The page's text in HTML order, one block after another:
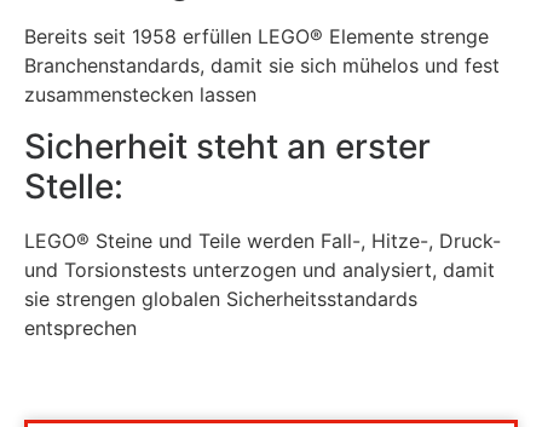
Bereits seit 1958 erfüllen LEGO® Elemente strenge
Branchenstandards, damit sie sich mühelos und fest
zusammenstecken lassen
Sicherheit steht an erster
Stelle:
LEGO® Steine und Teile werden Fall-, Hitze-, Druck-
und Torsionstests unterzogen und analysiert, damit
sie strengen globalen Sicherheitsstandards
entsprechen